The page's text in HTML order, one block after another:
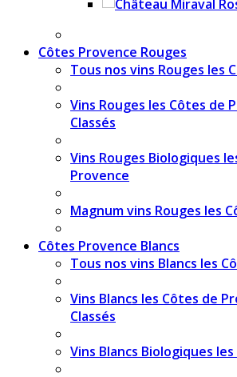
Côtes Provence Rouges
Tous nos vins Rouges les
Vins Rouges les Côtes de
Classés
Vins Rouges Biologiques
Provence
Magnum vins Rouges les
Côtes Provence Blancs
Tous nos vins Blancs les
Vins Blancs les Côtes de
Classés
Vins Blancs Biologiques